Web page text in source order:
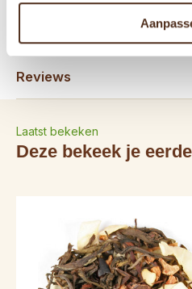
Reviews
Laatst bekeken
Deze bekeek je